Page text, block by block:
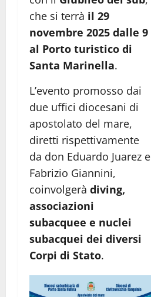
che si terrà il 29
novembre 2025 dalle 9
al Porto turistico di
Santa Marinella.
L’evento promosso dai
due uffici diocesani di
apostolato del mare,
diretti rispettivamente
da don Eduardo Juarez e
Fabrizio Giannini,
coinvolgerà diving,
associazioni
subacquee e nuclei
subacquei dei diversi
Corpi di Stato.